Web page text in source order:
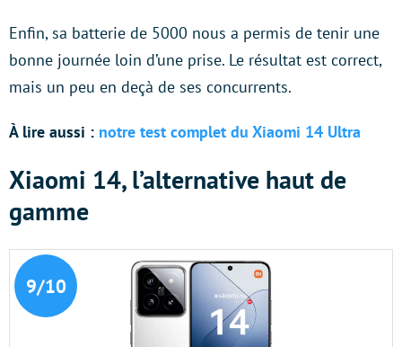
Enfin, sa batterie de 5000 nous a permis de tenir une
bonne journée loin d’une prise. Le résultat est correct,
mais un peu en deçà de ses concurrents.
À lire aussi : notre test complet du Xiaomi 14 Ultra
Xiaomi 14, l’alternative haut de
gamme
9/10